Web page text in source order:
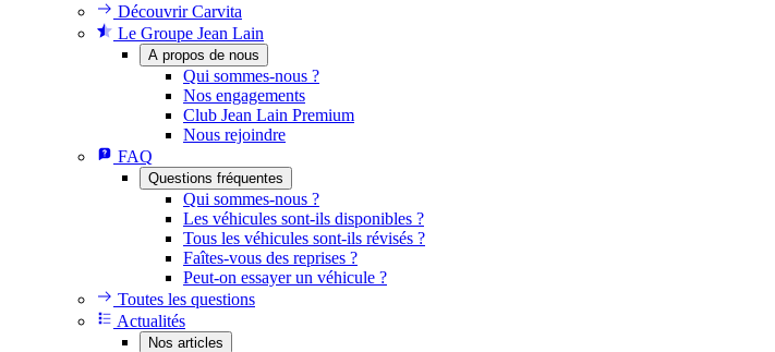
Découvrir Carvita
Le Groupe Jean Lain
A propos de nous
Qui sommes-nous ?
Nos engagements
Club Jean Lain Premium
Nous rejoindre
FAQ
Questions fréquentes
Qui sommes-nous ?
Les véhicules sont-ils disponibles ?
Tous les véhicules sont-ils révisés ?
Faîtes-vous des reprises ?
Peut-on essayer un véhicule ?
Toutes les questions
Actualités
Nos articles